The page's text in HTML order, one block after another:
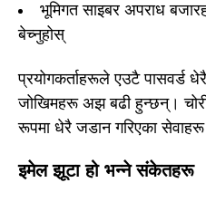
भूमिगत साइबर अपराध
बेच्नुहोस्
प्रयोगकर्ताहरूले एउटै पासवर्ड
जोखिमहरू अझ बढी हुन्छन्।
रूपमा धेरै जडान गरिएका
इमेल झूटा हो भन्ने संकेतहरू